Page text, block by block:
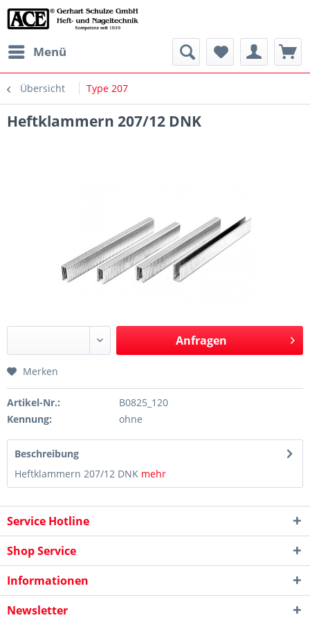
Menü
Übersicht Type 207
Heftklammern 207/12 DNK
Anfragen
Merken
Artikel-Nr.:
B0825_120
Kennung:
ohne
Beschreibung
Heftklammern 207/12 DNK mehr
Service Hotline
Shop Service
Informationen
Newsletter